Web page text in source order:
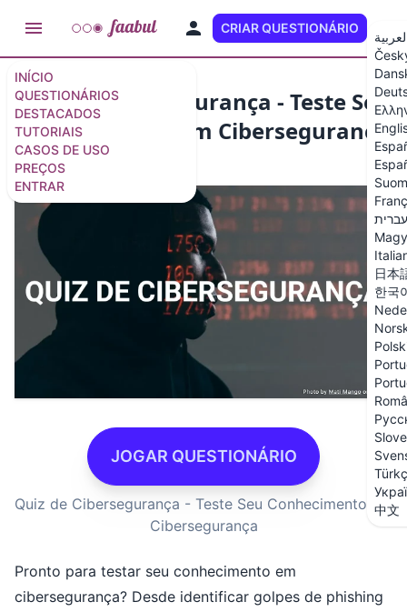
INÍCIO
QUESTIONÁRIOS
DESTACADOS
TUTORIAIS
CASOS DE USO
PREÇOS
ENTRAR
CRIAR QUESTIONÁRIO
עברית
日本
한국
中文
Quiz de Cibersegurança - Teste Seu
Conhecimento em Cibersegurança
14 questões
JOGAR QUESTIONÁRIO
Quiz de Cibersegurança - Teste Seu Conhecimento em
Cibersegurança
Pronto para testar seu conhecimento em
cibersegurança? Desde identificar golpes de phishing